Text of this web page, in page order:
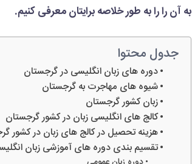
به آن را را به طور خلاصه برایتان معرفی کنیم.
جدول محتوا
دوره های زبان انگلیسی در گرجستان
شیوه های مهاجرت به گرجستان
زبان کشور گرجستان
کالج های انگلیسی زبان در کشور گرجستان
هزینه تحصیل در کالج های زبان در کشور
تقسیم بندی دوره های آموزشی زبان